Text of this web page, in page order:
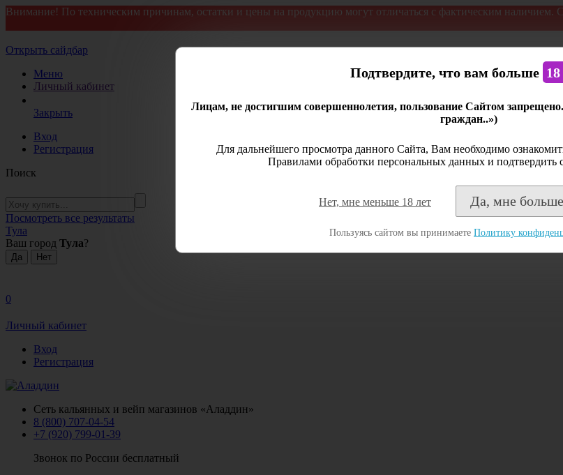
Внимание! По техническим причинам, остатки и цены на продукцию могут отличаться с фактическим наличием.
Открыть сайдбар
Меню
Личный кабинет
Закрыть
Вход
Регистрация
Поиск
Посмотреть все результаты
Тула
Ваш город Тула?
0
Личный кабинет
Вход
Регистрация
Сеть кальянных и вейп магазинов «Аладдин»
8 (800) 707-04-54
+7 (920) 799-01-39
Звонок по России бесплатный
Подтвердите, что вам больше
Лицам, не достигшим совершеннолетия, пользование Сайтом
граждан..»)
Для дальнейшего просмотра данного Сайта, Вам необходимо
Правилами обработки персональных данных и подтвердить
Нет, мне меньше 18 лет Да, мне
Пользуясь сайтом вы принимаете Политику